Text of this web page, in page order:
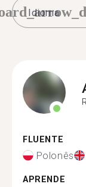
FLUENTE
Polonês
APRENDE